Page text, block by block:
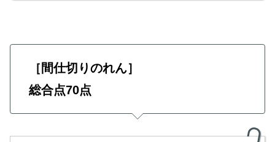
［間仕切りのれん］
総合点70点